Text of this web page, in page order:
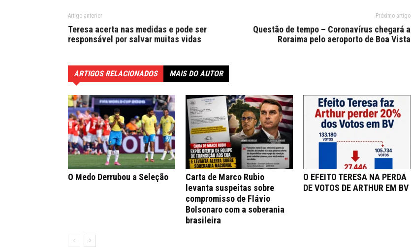
Artigo anterior
Teresa acerta nas medidas e pode ser
responsável por salvar muitas vidas
Próximo artigo
Questão de tempo – Coronavírus chegará a
Roraima pelo aeroporto de Boa Vista
ARTIGOS RELACIONADOS MAIS DO AUTOR
O Medo Derrubou a Seleção
Carta de Marco Rubio
levanta suspeitas sobre
compromisso de Flávio
Bolsonaro com a soberania
brasileira
O EFEITO TERESA NA PERDA
DE VOTOS DE ARTHUR EM BV